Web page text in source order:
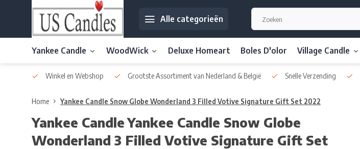
Alle categorieën
Yankee Candle WoodWick Deluxe Homeart Boles D'olor Village Candle
Winkel en Webshop Grootste Assortiment van Nederland & België Snelle Verzending
Home Yankee Candle Snow Globe Wonderland 3 Filled Votive Signature Gift Set 2022
Yankee CandleYankee Candle Snow Globe
Wonderland 3 Filled Votive Signature Gift Set